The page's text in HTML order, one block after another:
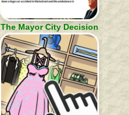
The Mayor City Decision